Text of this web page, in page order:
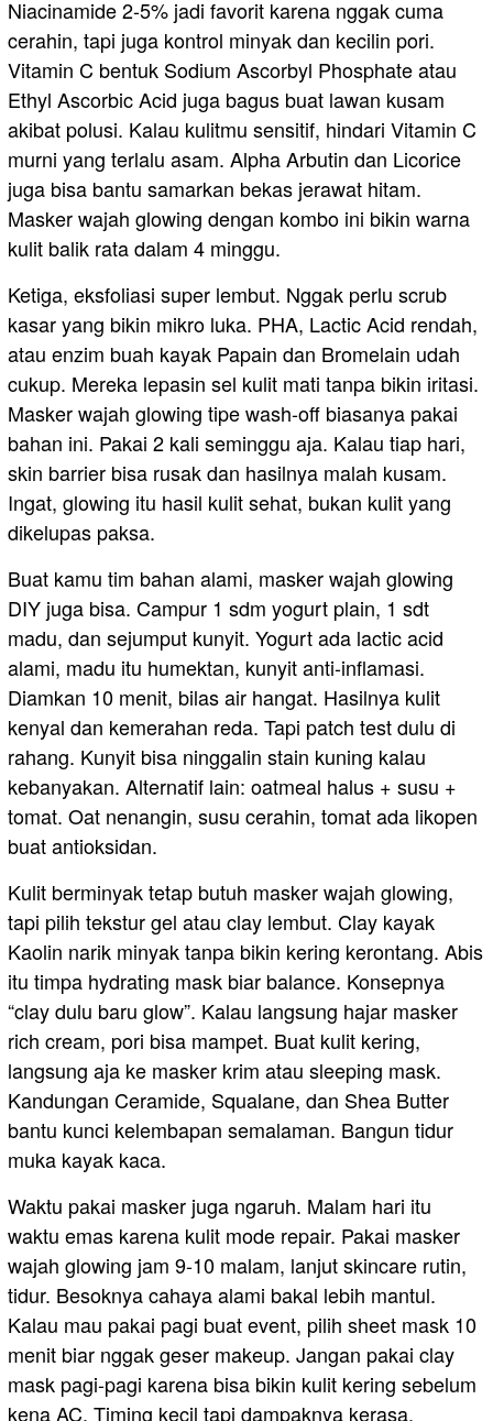
Niacinamide 2-5% jadi favorit karena nggak cuma
cerahin, tapi juga kontrol minyak dan kecilin pori.
Vitamin C bentuk Sodium Ascorbyl Phosphate atau
Ethyl Ascorbic Acid juga bagus buat lawan kusam
akibat polusi. Kalau kulitmu sensitif, hindari Vitamin C
murni yang terlalu asam. Alpha Arbutin dan Licorice
juga bisa bantu samarkan bekas jerawat hitam.
Masker wajah glowing dengan kombo ini bikin warna
kulit balik rata dalam 4 minggu.
Ketiga, eksfoliasi super lembut. Nggak perlu scrub
kasar yang bikin mikro luka. PHA, Lactic Acid rendah,
atau enzim buah kayak Papain dan Bromelain udah
cukup. Mereka lepasin sel kulit mati tanpa bikin iritasi.
Masker wajah glowing tipe wash-off biasanya pakai
bahan ini. Pakai 2 kali seminggu aja. Kalau tiap hari,
skin barrier bisa rusak dan hasilnya malah kusam.
Ingat, glowing itu hasil kulit sehat, bukan kulit yang
dikelupas paksa.
Buat kamu tim bahan alami, masker wajah glowing
DIY juga bisa. Campur 1 sdm yogurt plain, 1 sdt
madu, dan sejumput kunyit. Yogurt ada lactic acid
alami, madu itu humektan, kunyit anti-inflamasi.
Diamkan 10 menit, bilas air hangat. Hasilnya kulit
kenyal dan kemerahan reda. Tapi patch test dulu di
rahang. Kunyit bisa ninggalin stain kuning kalau
kebanyakan. Alternatif lain: oatmeal halus + susu +
tomat. Oat nenangin, susu cerahin, tomat ada likopen
buat antioksidan.
Kulit berminyak tetap butuh masker wajah glowing,
tapi pilih tekstur gel atau clay lembut. Clay kayak
Kaolin narik minyak tanpa bikin kering kerontang. Abis
itu timpa hydrating mask biar balance. Konsepnya
“clay dulu baru glow”. Kalau langsung hajar masker
rich cream, pori bisa mampet. Buat kulit kering,
langsung aja ke masker krim atau sleeping mask.
Kandungan Ceramide, Squalane, dan Shea Butter
bantu kunci kelembapan semalaman. Bangun tidur
muka kayak kaca.
Waktu pakai masker juga ngaruh. Malam hari itu
waktu emas karena kulit mode repair. Pakai masker
wajah glowing jam 9-10 malam, lanjut skincare rutin,
tidur. Besoknya cahaya alami bakal lebih mantul.
Kalau mau pakai pagi buat event, pilih sheet mask 10
menit biar nggak geser makeup. Jangan pakai clay
mask pagi-pagi karena bisa bikin kulit kering sebelum
kena AC. Timing kecil tapi dampaknya kerasa.